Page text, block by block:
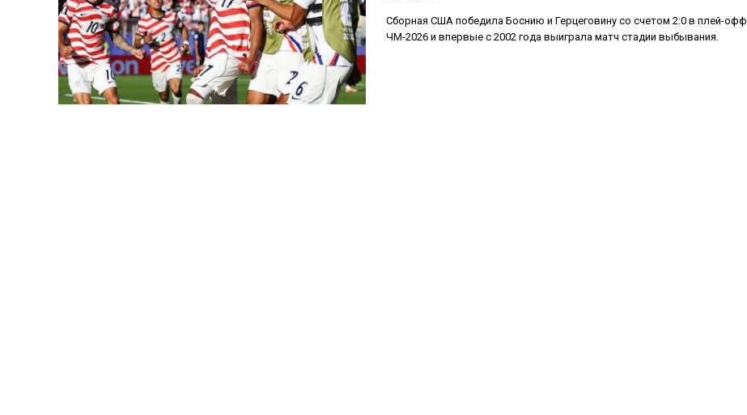
Сборная США победила Боснию и Герцеговину со счетом 2:0 в плей-офф
ЧМ-2026 и впервые с 2002 года выиграла матч стадии выбывания.